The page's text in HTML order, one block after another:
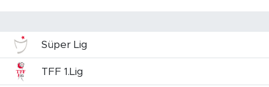
Süper Lig
TFF 1.Lig